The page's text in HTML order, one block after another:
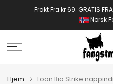
Frakt Fra kr 69. GRATIS
Norsk
Hjem Loon Bio Strike